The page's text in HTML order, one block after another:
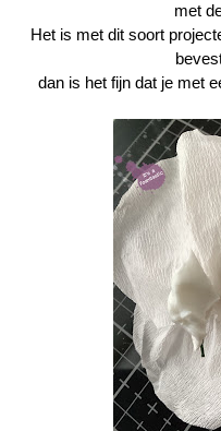
met
Het is met dit soort
dan is het fijn dat je met